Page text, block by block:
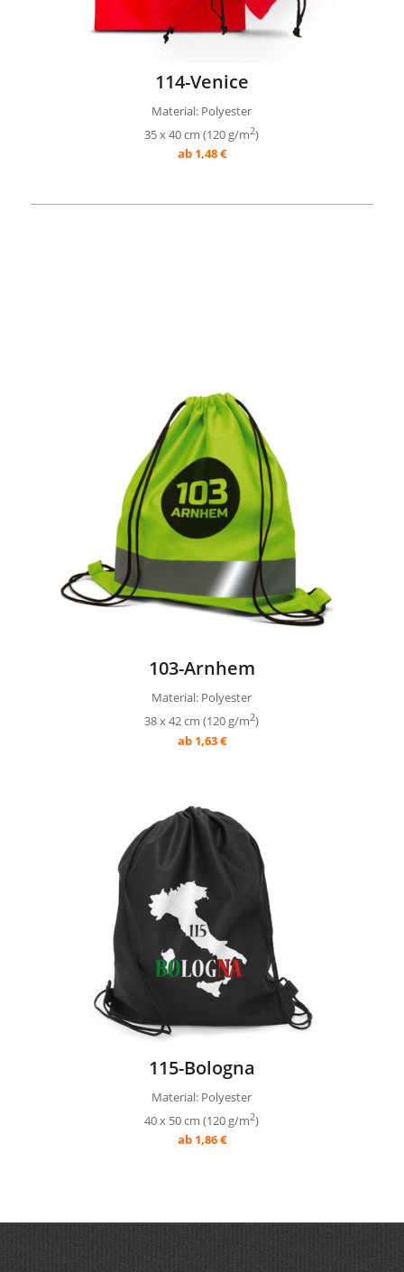
114-Venice
Material: Polyester
35 x 40 cm (120 g/m2)
ab 1,48 €
103-Arnhem
Material: Polyester
38 x 42 cm (120 g/m2)
ab 1,63 €
115-Bologna
Material: Polyester
40 x 50 cm (120 g/m2)
ab 1,86 €